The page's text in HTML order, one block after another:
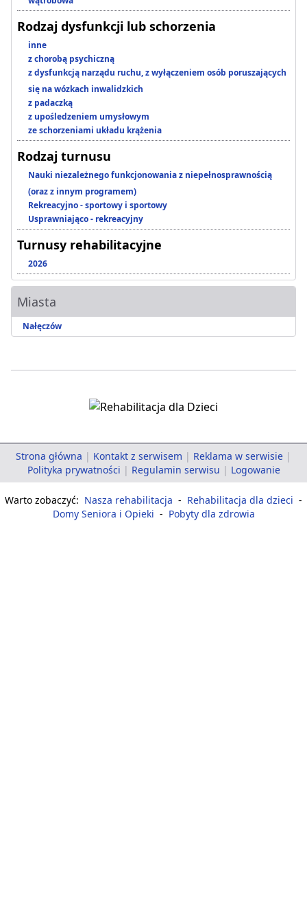
Rodzaj dysfunkcji lub schorzenia
inne
z chorobą psychiczną
z dysfunkcją narządu ruchu, z wyłączeniem osób poruszających
się na wózkach inwalidzkich
z padaczką
z upośledzeniem umysłowym
ze schorzeniami układu krążenia
Rodzaj turnusu
Nauki niezależnego funkcjonowania z niepełnosprawnością
(oraz z innym programem)
Rekreacyjno - sportowy i sportowy
Usprawniająco - rekreacyjny
Turnusy rehabilitacyjne
2026
Miasta
Nałęczów
Strona główna | Kontakt z serwisem | Reklama w serwisie |
Polityka prywatności | Regulamin serwisu | Logowanie
Warto zobaczyć: Nasza rehabilitacja - Rehabilitacja dla dzieci -
Domy Seniora i Opieki - Pobyty dla zdrowia